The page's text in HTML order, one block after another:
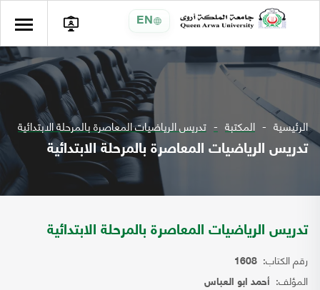
EN
الرئيسية المكتبة تدريس الرياضيات المعاصرة بالمرحلة الابتدائية
تدريس الرياضيات المعاصرة بالمرحلة الابتدائية
تدريس الرياضيات المعاصرة بالمرحلة الابتدائية
رقم الكتاب: 1608
المؤلف: أحمد ابو العباس